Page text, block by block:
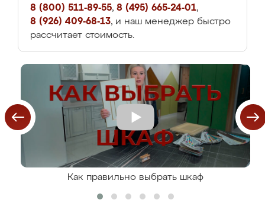
8 (800) 511-89-55, 8 (495) 665-24-01,
8 (926) 409-68-13, и наш менеджер быстро
рассчитает стоимость.
Как правильно выбрать шкаф